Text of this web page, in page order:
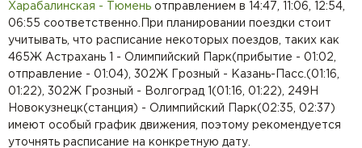
Харабалинская - Тюмень отправлением в 14:47, 11:06, 12:54,
06:55 соответственно.При планировании поездки стоит
учитывать, что расписание некоторых поездов, таких как
465Ж Астрахань 1 - Олимпийский Парк(прибытие - 01:02,
отправление - 01:04), 302Ж Грозный - Казань-Пасс.(01:16,
01:22), 302Ж Грозный - Волгоград 1(01:16, 01:22), 249Н
Новокузнецк(станция) - Олимпийский Парк(02:35, 02:37)
имеют особый график движения, поэтому рекомендуется
уточнять расписание на конкретную дату.